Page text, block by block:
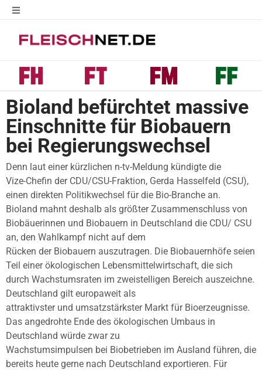
Bioland befürchtet massive
Einschnitte für Biobauern
bei Regierungswechsel
Denn laut einer kürzlichen n-tv-Meldung kündigte die
Vize-Chefin der CDU/CSU-Fraktion, Gerda Hasselfeld (CSU),
einen direkten Politikwechsel für die Bio-Branche an.
Bioland mahnt deshalb als größter Zusammenschluss von
Biobäuerinnen und Biobauern in Deutschland die CDU/ CSU
an, den Wahlkampf nicht auf dem
Rücken der Biobauern auszutragen. Die Biobauernhöfe seien
Teil einer ökologischen Lebensmittelwirtschaft, die sich
durch Wachstumsraten im zweistelligen Bereich auszeichne.
Deutschland gilt europaweit als
attraktivster und umsatzstärkster Markt für Bioerzeugnisse.
Das angedrohte Ende des ökologischen Umbaus in
Deutschland würde zwar zu
Wachstumsimpulsen bei Biobetrieben im Ausland führen, die
bereits heute gerne nach Deutschland exportieren. Für